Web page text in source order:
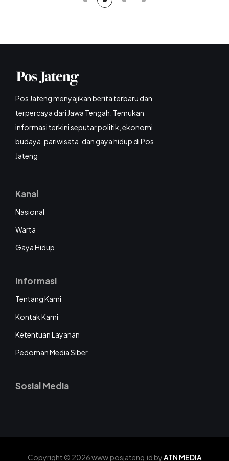
Pos Jateng menyajikan berita terbaru dan
terpercaya dari Jawa Tengah. Temukan
informasi terkini seputar politik, ekonomi,
budaya, pariwisata, dan gaya hidup di Pos
Jateng
Kanal
Nasional
Warta
Gaya Hidup
Informasi
Tentang Kami
Kontak Kami
Ketentuan Layanan
Pedoman Media Siber
Sosial Media
Copyright © 2026 www.posjateng.id by ATN MEDIA